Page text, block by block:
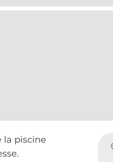
la piscine